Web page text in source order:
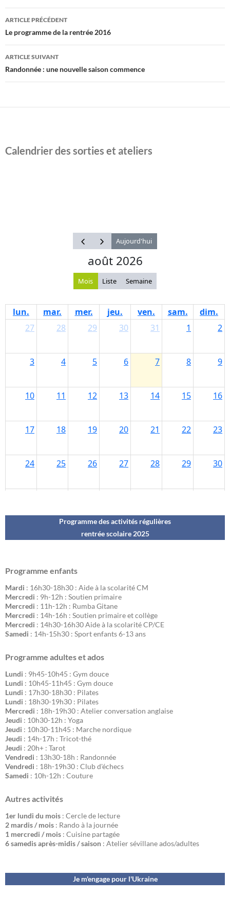
Navigation
des
articles
ARTICLE PRÉCÉDENT
Le programme de la rentrée 2016
ARTICLE SUIVANT
Randonnée : une nouvelle saison commence
Calendrier des sorties et ateliers
Programme des activités régulières
rentrée scolaire 2025
Programme enfants
Mardi : 16h30-18h30 : Aide à la scolarité CM
Mercredi : 9h-12h : Soutien primaire
Mercredi : 11h-12h : Rumba Gitane
Mercredi : 14h-16h : Soutien primaire et collège
Mercredi : 14h30-16h30 Aide à la scolarité CP/CE
Samedi : 14h-15h30 : Sport enfants 6-13 ans
Programme adultes et ados
Lundi : 9h45-10h45 : Gym douce
Lundi : 10h45-11h45 : Gym douce
Lundi : 17h30-18h30 : Pilates
Lundi : 18h30-19h30 : Pilates
Mercredi : 18h-19h30 : Atelier conversation anglaise
Jeudi : 10h30-12h : Yoga
Jeudi : 10h30-11h45 : Marche nordique
Jeudi : 14h-17h : Tricot-thé
Jeudi : 20h+ : Tarot
Vendredi : 13h30-18h : Randonnée
Vendredi : 18h-19h30 : Club d'échecs
Samedi : 10h-12h : Couture
Autres activités
1er lundi du mois : Cercle de lecture
2 mardis / mois : Rando à la journée
1 mercredi / mois : Cuisine partagée
6 samedis après-midis / saison : Atelier sévillane ados/adultes
Je m'engage pour l'Ukraine